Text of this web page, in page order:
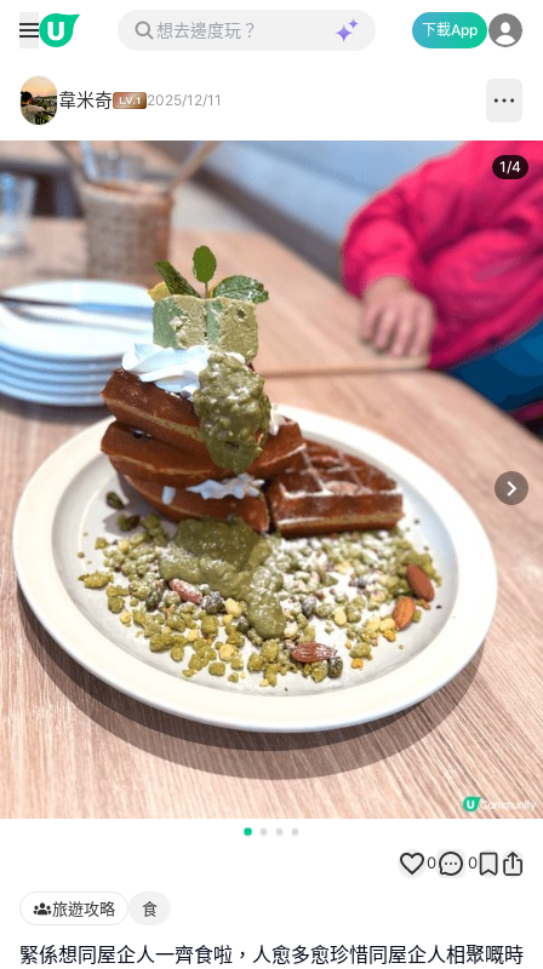
下載App
韋米奇 2025/12/11
1/4
0 0
旅遊攻略 食
緊係想同屋企人一齊食啦，人愈多愈珍惜同屋企人相聚嘅時